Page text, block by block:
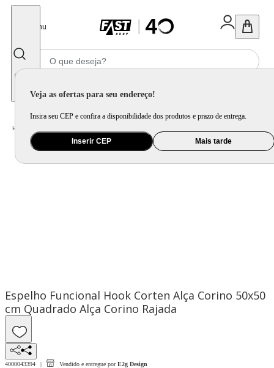
Menu
Veja as ofertas para seu endereço!
Insira seu CEP e confira a disponibilidade dos produtos e prazo de entrega.
Inserir CEP Mais tarde
Home
Espelho Funcional Hook Corten Alça Corino 50x50
cm Quadrado Alça Corino Rajada
4000043394 Vendido e entregue por E2g Design